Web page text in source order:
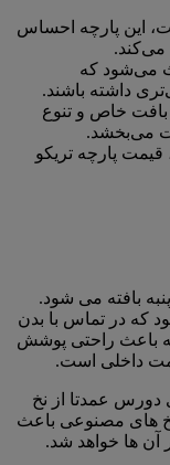
این پارچه احساس
می‌کند.
می‌شود که
داشته باشند.
بافت خاص و تنوع
می‌بخشد.
قیمت پارچه تریکو
بافته می شود.
که در تماس با بدن
که باعث راحتی پوشش
داخلی است.
عمدتا از نخ
های مصنوعی باعث
آن ها خواهد شد.